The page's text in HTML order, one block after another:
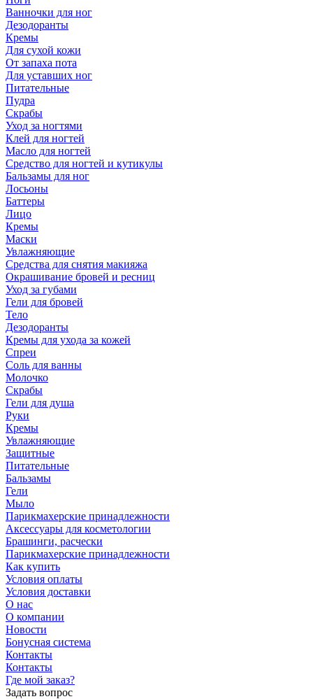
Ванночки для ног
Дезодоранты
Кремы
Для сухой кожи
От запаха пота
Для уставших ног
Питательные
Пудра
Скрабы
Уход за ногтями
Клей для ногтей
Масло для ногтей
Средство для ногтей и кутикулы
Бальзамы для ног
Лосьоны
Баттеры
Лицо
Кремы
Маски
Увлажняющие
Средства для снятия макияжа
Окрашивание бровей и ресниц
Уход за губами
Гели для бровей
Тело
Дезодоранты
Кремы для ухода за кожей
Спреи
Соль для ванны
Молочко
Скрабы
Гели для душа
Руки
Кремы
Увлажняющие
Защитные
Питательные
Бальзамы
Гели
Мыло
Парикмахерские принадлежности
Аксессуары для косметологии
Брашинги, расчески
Парикмахерские принадлежности
Как купить
Условия оплаты
Условия доставки
О нас
О компании
Новости
Бонусная система
Контакты
Контакты
Где мой заказ?
Задать вопрос